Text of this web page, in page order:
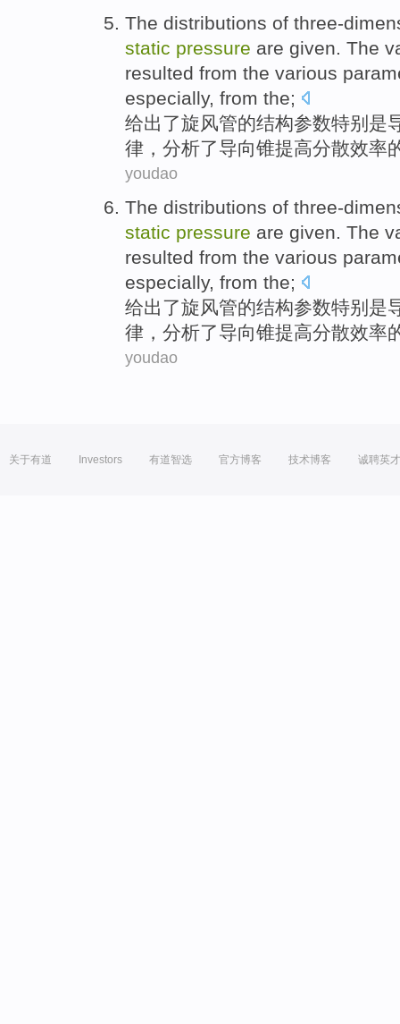
The distributions of three-
static pressure are given. The
resulted from the various
especially, from the;
给出了旋风管的结构参数特别是
律，分析了导向锥提高分散效率
youdao
The distributions of three-
static pressure are given. The
resulted from the various
especially, from the;
给出了旋风管的结构参数特别是
律，分析了导向锥提高分散效率
youdao
关于有道 Investors 有道智选 官方博客 技术博客 诚聘英才